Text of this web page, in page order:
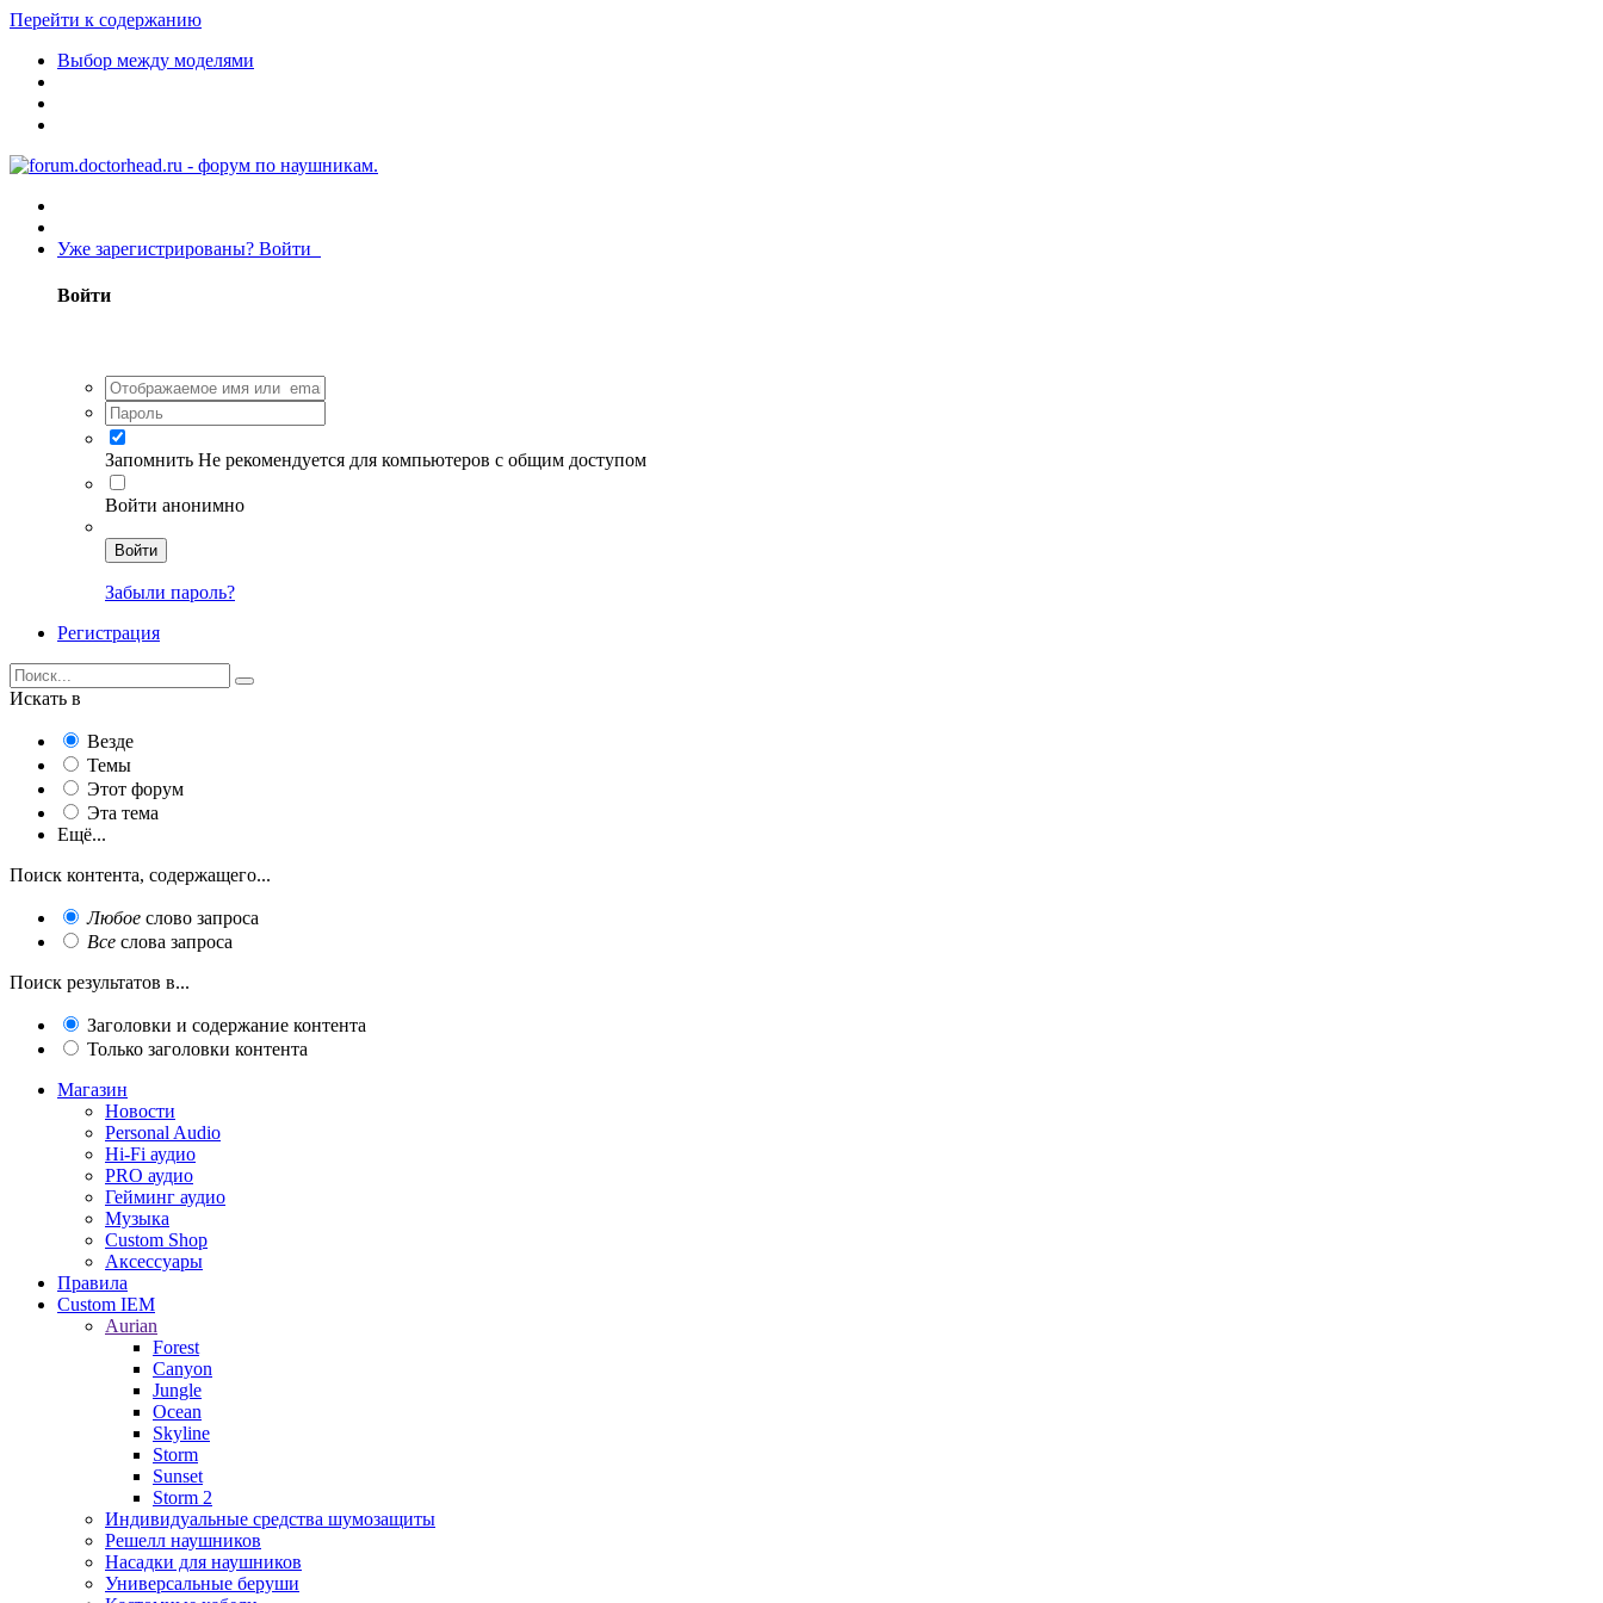
Перейти к содержанию
Выбор между моделями
Уже зарегистрированы? Войти
Войти
Запомнить Не рекомендуется для компьютеров с общим доступом
Войти анонимно
Войти
Забыли пароль?
Регистрация
Искать в
Везде
Темы
Этот форум
Эта тема
Ещё...
Поиск контента, содержащего...
Любое слово запроса
Все слова запроса
Поиск результатов в...
Заголовки и содержание контента
Только заголовки контента
Магазин
Новости
Personal Audio
Hi-Fi аудио
PRO аудио
Гейминг аудио
Музыка
Custom Shop
Аксессуары
Правила
Custom IEM
Aurian
Forest
Canyon
Jungle
Ocean
Skyline
Storm
Sunset
Storm 2
Индивидуальные средства шумозащиты
Решелл наушников
Насадки для наушников
Универсальные беруши